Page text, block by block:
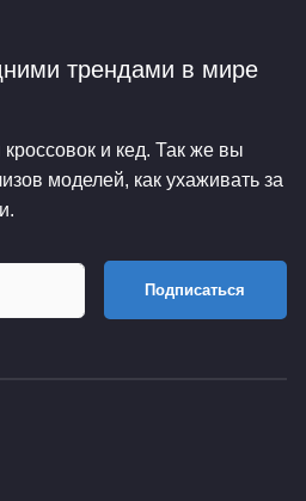
трендами в мире
и кед. Так же вы
моделей, как ухаживать за
Подписаться